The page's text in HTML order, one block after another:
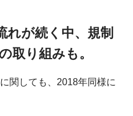
れが続く中、規制
取り組みも。
関しても、2018年同様に